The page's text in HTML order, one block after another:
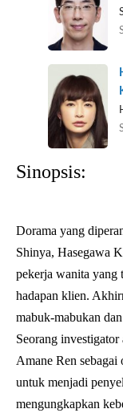
Sinopsis:
Dorama yang
Shinya, Hasegawa
pekerja wanita yang
hadapan klien.
mabuk-mabukan
Seorang
Amane Ren
untuk menjadi
mengungkapkan